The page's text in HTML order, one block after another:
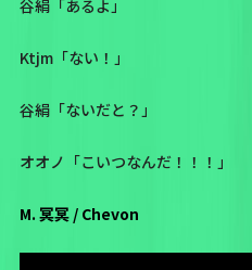
谷絹「あるよ」
Ktjm「ない！」
谷絹「ないだと？」
オオノ「こいつなんだ！！！」
M. 冥冥 / Chevon